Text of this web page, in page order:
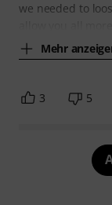
we needed to
Mehr
3 5